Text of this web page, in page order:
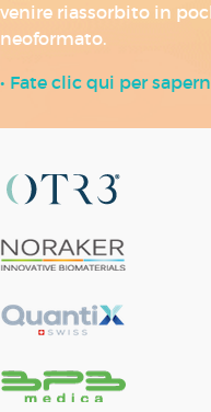
venire riassorbito in
neoformato.
• Fate clic qui per